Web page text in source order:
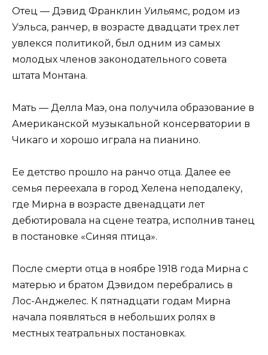
Отец — Дэвид Франклин Уильямс, родом из
Уэльса, ранчер, в возрасте двадцати трех лет
увлекся политикой, был одним из самых
молодых членов законодательного совета
штата Монтана.
Мать — Делла Маэ, она получила образование в
Американской музыкальной консерватории в
Чикаго и хорошо играла на пианино.
Ее детство прошло на ранчо отца. Далее ее
семья переехала в город Хелена неподалеку,
где Мирна в возрасте двенадцати лет
дебютировала на сцене театра, исполнив танец
в постановке «Синяя птица».
После смерти отца в ноябре 1918 года Мирна с
матерью и братом Дэвидом перебрались в
Лос-Анджелес. К пятнадцати годам Мирна
начала появляться в небольших ролях в
местных театральных постановках.